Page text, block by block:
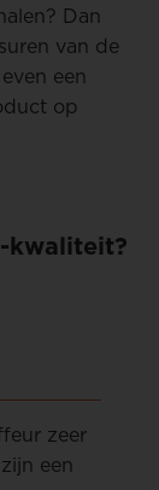
Dan
van de
een
op
kwaliteit?
zeer
een